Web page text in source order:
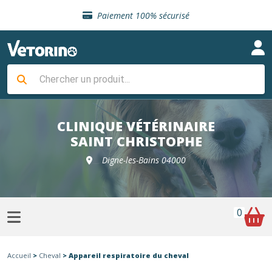
Paiement 100% sécurisé
Livraison gratuite en clinique vétérinaire
Sélection de croquettes vétérinaire
Livraison gratuite en clinique vétérinaire
Retour gratuit en clinique
Sélection de croquettes vétérinaire
CLINIQUE VÉTÉRINAIRE
SAINT CHRISTOPHE
Digne-les-Bains 04000
0
Accueil > Cheval > Appareil respiratoire du cheval